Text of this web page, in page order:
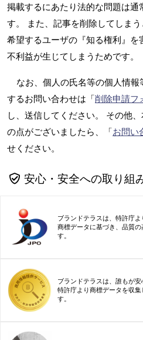
掲載するにあたり法的な問題は通
す。 また、記事を削除してしま
希望するユーザの『知る権利』
不利益が生じてしまうためです。
なお、個人の氏名等の個人情
するお問い合わせは「削除申請フ
し、送信してください。 その他
の点がございましたら、「お問い
せください。
安心・安全への取り組
ブランドテラスは、特許庁
商標データに基づき、品質
す。
ブランドテラスは、誰もが安
特許庁より商標データを収
す。